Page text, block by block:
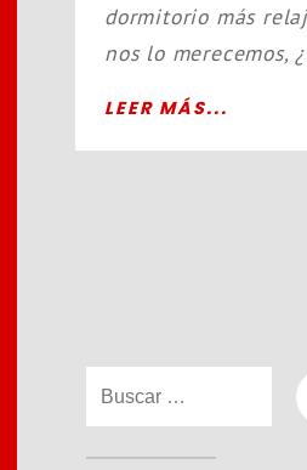
dormitorio más
nos lo merecemos,
LEER MÁS...